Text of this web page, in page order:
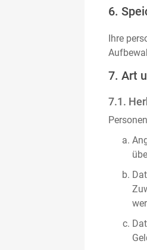
6.
Ihre
7. Art
7.1.